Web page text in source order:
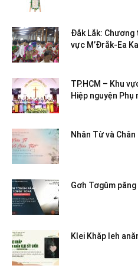
Đắk Lắk: Chương
vực M’Đrắk-Ea
TP.HCM – Khu
Hiệp nguyện Phụ
Nhân Từ và
Gơh Tơgŭm
Klei Khăp leh